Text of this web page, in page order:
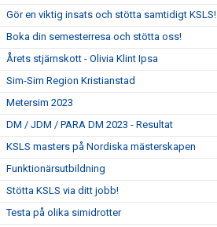
Gör en viktig insats och stötta samtidigt KSLS!
Boka din semesterresa och stötta oss!
Årets stjärnskott - Olivia Klint Ipsa
Sim-Sim Region Kristianstad
Metersim 2023
DM / JDM / PARA DM 2023 - Resultat
KSLS masters på Nordiska mästerskapen
Funktionärsutbildning
Stötta KSLS via ditt jobb!
Testa på olika simidrotter